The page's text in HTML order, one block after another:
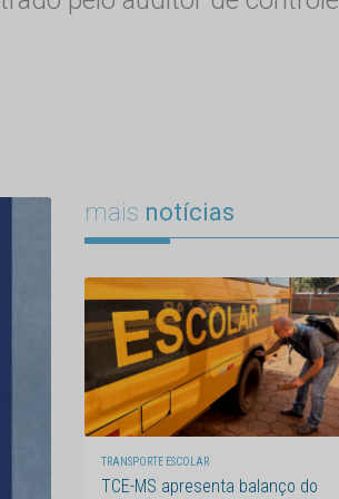
mais notícias
TRANSPORTE ESCOLAR
TCE-MS apresenta balanço do